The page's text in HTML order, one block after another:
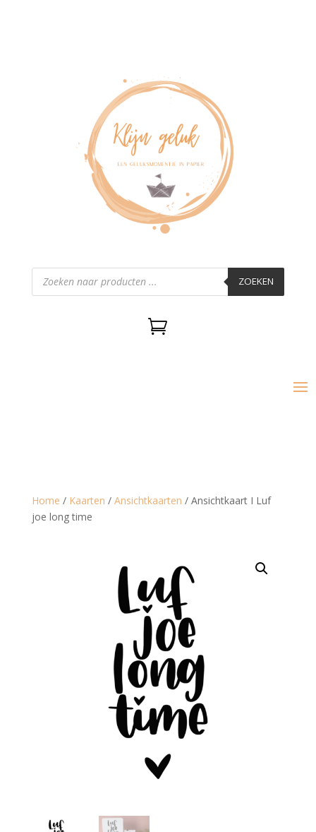
Producten
zoeken ZOEKEN

Home / Kaarten / Ansichtkaarten / Ansichtkaart I Luf
joe long time